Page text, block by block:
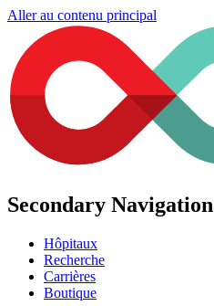
Aller au contenu principal
Secondary Navigation
Hôpitaux
Recherche
Carrières
Boutique